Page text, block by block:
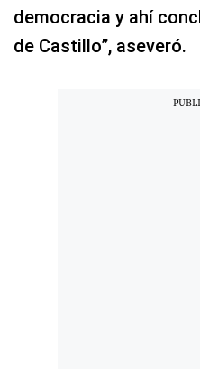
democracia y ahí
de Castillo”, aseveró.